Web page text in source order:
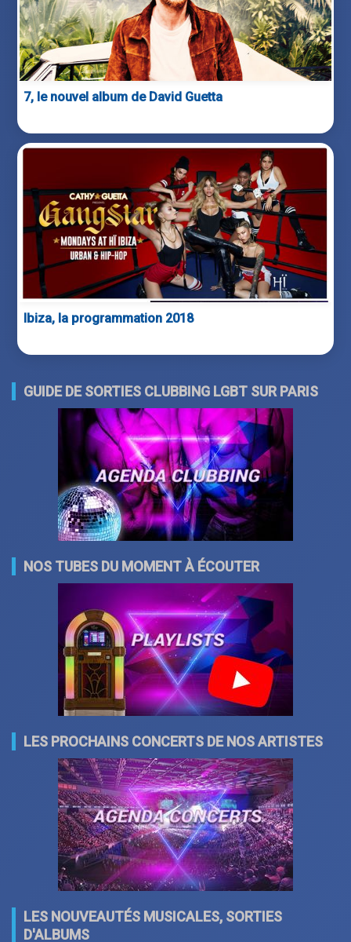
7, le nouvel album de David Guetta
Ibiza, la programmation 2018
GUIDE DE SORTIES CLUBBING LGBT SUR PARIS
NOS TUBES DU MOMENT À ÉCOUTER
LES PROCHAINS CONCERTS DE NOS ARTISTES
LES NOUVEAUTÉS MUSICALES, SORTIES
D'ALBUMS